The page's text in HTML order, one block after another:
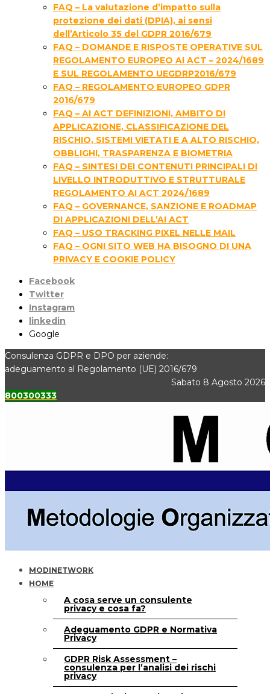
FAQ – La valutazione d’impatto sulla
protezione dei dati (DPIA), ai sensi
dell’Articolo 35 del GDPR 2016/679
FAQ – DOMANDE E RISPOSTE OPERATIVE SUL
REGOLAMENTO EUROPEO AI ACT – 2024/1689
E SUL REGOLAMENTO UEGDRP2016/679
FAQ – REGOLAMENTO EUROPEO GDPR
2016/679
FAQ – AI ACT DEFINIZIONI, AMBITO DI
APPLICAZIONE, CLASSIFICAZIONE DEL
RISCHIO, SISTEMI VIETATI E A ALTO RISCHIO,
OBBLIGHI, TRASPARENZA E BIOMETRIA
FAQ – SINTESI DEI CONTENUTI PRINCIPALI DI
LIVELLO INTRODUTTIVO E STRUTTURALE
REGOLAMENTO AI ACT 2024/1689
FAQ – GOVERNANCE, SANZIONE E ROADMAP
DI APPLICAZIONI DELL’AI ACT
FAQ – USO TRACKING PIXEL NELLE MAIL
FAQ – OGNI SITO WEB HA BISOGNO DI UNA
PRIVACY E COOKIE POLICY
Facebook
Twitter
Instagram
linkedin
Google
Consulenza GDPR e DPO per aziende:
adeguamento al Regolamento (UE) 2016/679
Sabato 8 Agosto 2026
800300333
MODINETWORK
HOME
A cosa serve un consulente
privacy e cosa fa?
Adeguamento GDPR e Normativa
Privacy
GDPR Risk Assessment –
consulenza per l’analisi dei rischi
privacy